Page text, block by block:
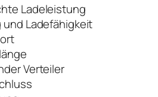
Ladeleistung
und Ladefähigkeit
Verteiler